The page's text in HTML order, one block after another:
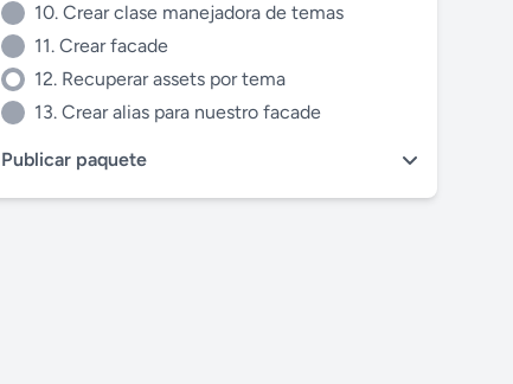
10. Crear clase manejadora de temas
11. Crear facade
12. Recuperar assets por tema
13. Crear alias para nuestro facade
Publicar paquete